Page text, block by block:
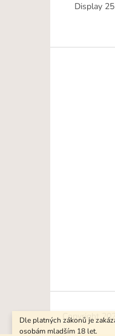
Dle platných zákonů je
osobám mladším 18 let.
Display
Copyright